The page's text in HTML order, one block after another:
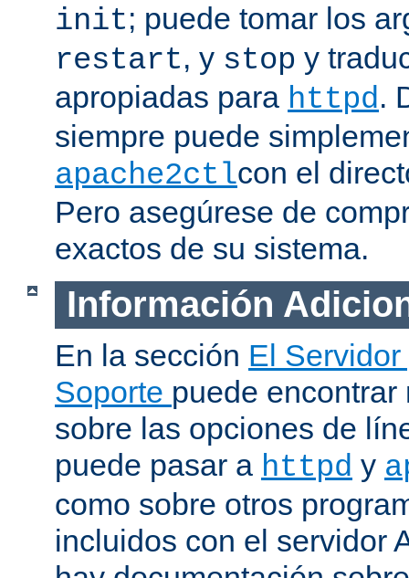
init; puede tomar los
restart, y stop y
apropiadas para httpd.
siempre puede
apache2ctlcon el
Pero asegúrese de
exactos de su sistema.
Información
En la sección El
Soporte puede
sobre las opciones de
puede pasar a httpd y
como sobre otros
incluidos con el servidor